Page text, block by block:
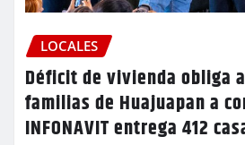
LOCALES
Déficit de vivienda obliga
familias de Huajuapan a
INFONAVIT entrega 412